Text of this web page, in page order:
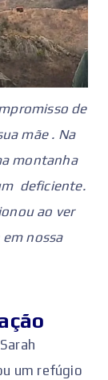
de
mãe . Na
montanha
deficiente.
ao ver
nossa
um refúgio